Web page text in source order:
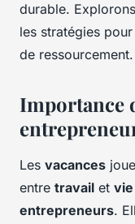
durable.
les stratégies
de ressourcement.
Importance
Les vacances
entre travail et
entrepreneurs.